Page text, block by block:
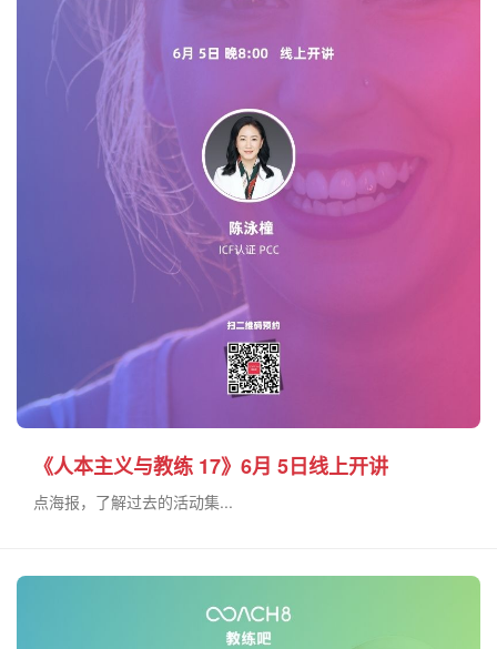
《人本主义与教练 17》6月 5日线上开讲
点海报，了解过去的活动集...